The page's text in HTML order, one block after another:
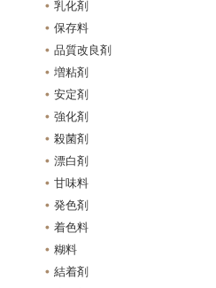
乳化剤
保存料
品質改良剤
増粘剤
安定剤
強化剤
殺菌剤
漂白剤
甘味料
発色剤
着色料
糊料
結着剤